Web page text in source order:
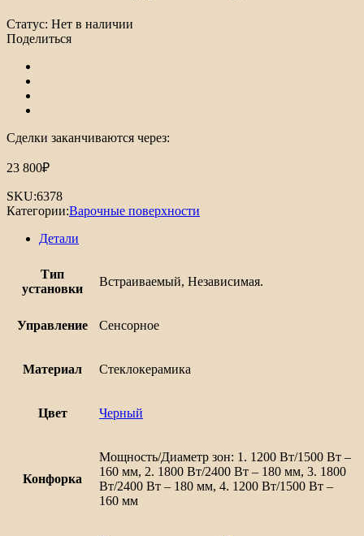
Статус: Нет в наличии
Поделиться
Сделки заканчиваются через:
23 800₽
SKU:6378
Категории:Варочные поверхности
Детали
Тип
установки
Встраиваемый, Независимая.
Управление Сенсорное
Материал Стеклокерамика
Цвет Черный
Конфорка
Мощность/Диаметр зон: 1. 1200 Вт/1500 Вт –
160 мм, 2. 1800 Вт/2400 Вт – 180 мм, 3. 1800
Вт/2400 Вт – 180 мм, 4. 1200 Вт/1500 Вт –
160 мм